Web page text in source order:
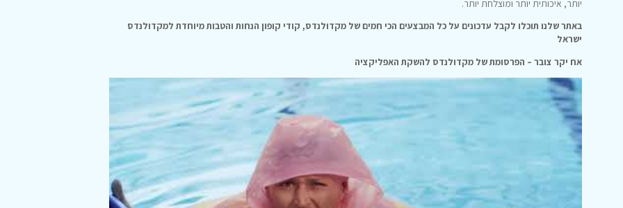
יותר, איכותית יותר ומוצלחת יותר.
באתר שלנו תוכלו לקבל עדכונים על כל המבצעים הכי חמים של מקדולנדס, קודי קופון הנחות והטבות מיוחדת למקדולנדס
ישראל
אח יקר צובר – הפרסומת של מקדולנדס להשקת האפליקציה